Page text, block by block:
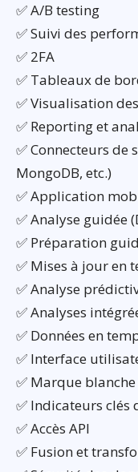
✅ A/B testing
✅ Suivi des
✅ 2FA
✅ Tableaux de
✅ Visualisation
✅ Reporting et
✅ Connecteurs de
MongoDB, etc.)
✅ Application
✅ Analyse guidée
✅ Préparation
✅ Mises à jour en
✅ Analyse
✅ Analyses
✅ Données en
✅ Interface
✅ Marque
✅ Indicateurs clés
✅ Accès API
✅ Fusion et